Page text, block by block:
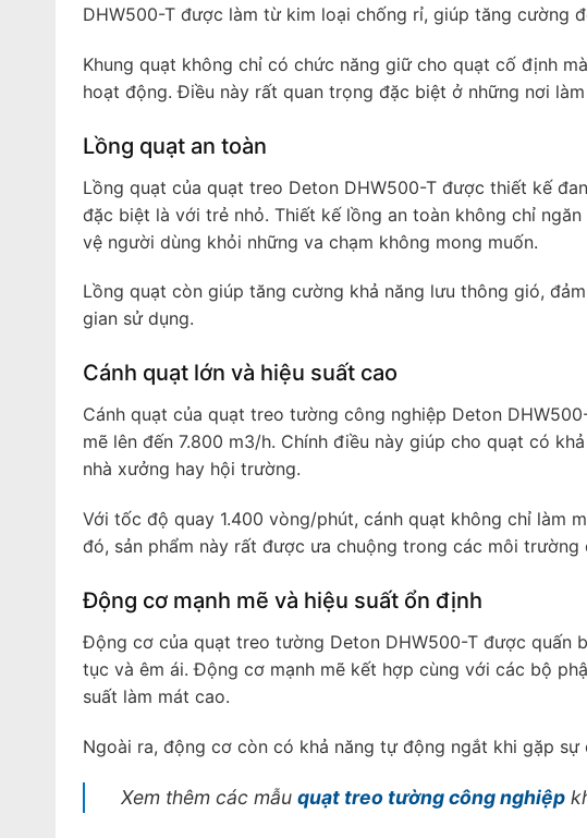
DHW500-T được làm từ kim loại chống rỉ, giúp tăng cường
Khung quạt không chỉ có chức năng giữ cho quạt cố định
hoạt động. Điều này rất quan trọng đặc biệt ở những nơi
Lồng quạt an toàn
Lồng quạt của quạt treo Deton DHW500-T được thiết kế
đặc biệt là với trẻ nhỏ. Thiết kế lồng an toàn không chỉ
vệ người dùng khỏi những va chạm không mong muốn.
Lồng quạt còn giúp tăng cường khả năng lưu thông gió,
gian sử dụng.
Cánh quạt lớn và hiệu suất cao
Cánh quạt của quạt treo tường công nghiệp Deton
mẽ lên đến 7.800 m3/h. Chính điều này giúp cho quạt có
nhà xưởng hay hội trường.
Với tốc độ quay 1.400 vòng/phút, cánh quạt không chỉ làm
đó, sản phẩm này rất được ưa chuộng trong các môi trường
Động cơ mạnh mẽ và hiệu suất ổn định
Động cơ của quạt treo tường Deton DHW500-T được quấn
tục và êm ái. Động cơ mạnh mẽ kết hợp cùng với các bộ
suất làm mát cao.
Ngoài ra, động cơ còn có khả năng tự động ngắt khi gặp
Xemthêm các mẫu quạt treo tường công nghiệp